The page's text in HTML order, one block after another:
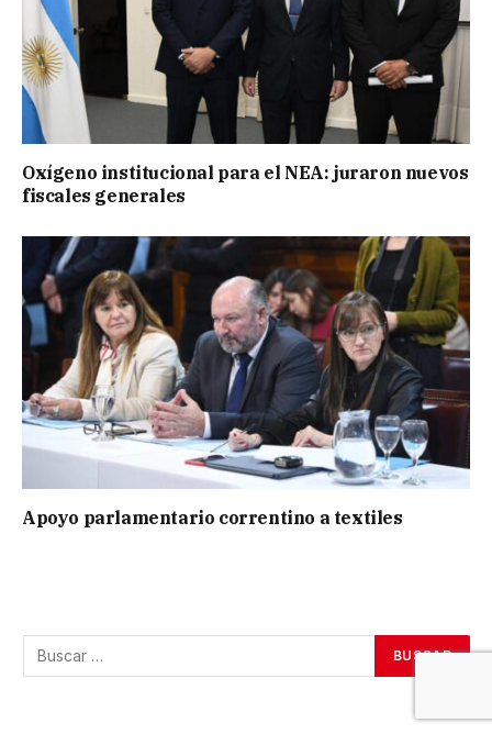
Oxígeno institucional para el NEA: juraron nuevos
fiscales generales
Apoyo parlamentario correntino a textiles